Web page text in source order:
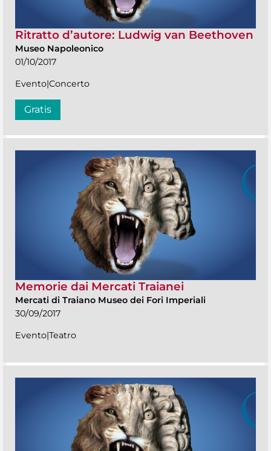
Ritratto d’autore: Ludwig van Beethoven
Museo Napoleonico
01/10/2017
Evento|Concerto
Gratis
Memorie dai Mercati Traianei
Mercati di Traiano Museo dei Fori Imperiali
30/09/2017
Evento|Teatro